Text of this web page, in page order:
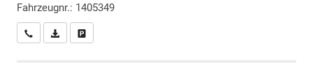
Fahrzeugnr.: 1405349
Wir rufen Sie anPDF-Datei, Fahrzeugexposé drucken